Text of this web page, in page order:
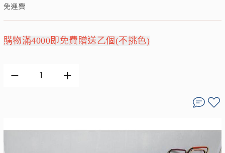
免運費
購物滿4000即免費贈送乙個(不挑色)